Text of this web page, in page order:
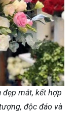
mắt, kết hợp
độc đáo và